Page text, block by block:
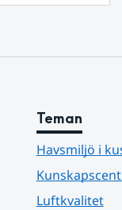
Teman
Havsmiljö i
Luftkvalitet